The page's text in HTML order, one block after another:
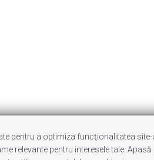
- 2026 Valentin VĂLEANU. All
pentru a optimiza funcţionalitatea
relevante pentru interesele tale.